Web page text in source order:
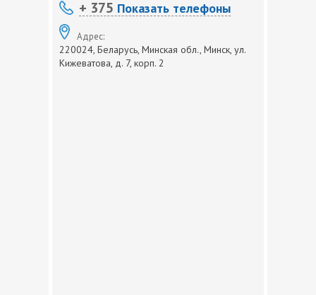
+ 375 Показать телефоны
Адрес:
220024, Беларусь, Минская обл., Минск, ул.
Кижеватова, д. 7, корп. 2